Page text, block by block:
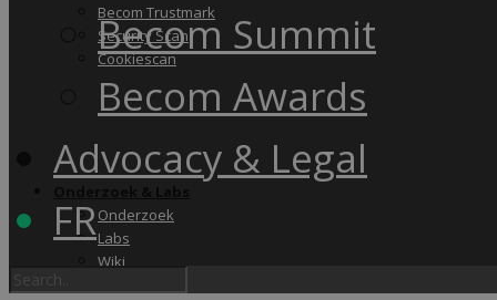
Becom Trustmark
Security Scan
Cookiescan
Onderzoek
Labs
Wiki
Becom Summit
Becom Awards
Advocacy & Legal
FR